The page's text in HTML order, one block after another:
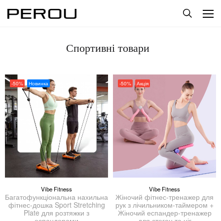
Спортивні товари
-50% Новинка
Vibe Fitness
Багатофункціональна нахильна
фітнес-дошка Sport Stretching
Plate для розтяжки з
-50% Акція
Vibe Fitness
Жіночий фітнес-тренажер для
рук з лічильником-таймером +
Жіночий еспандер-тренажер